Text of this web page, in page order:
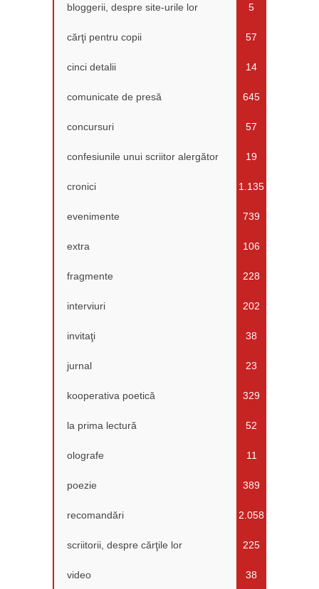
bloggerii, despre site-urile lor 5
cărţi pentru copii 57
cinci detalii 14
comunicate de presă 645
concursuri 57
confesiunile unui scriitor alergător 19
cronici 1.135
evenimente 739
extra 106
fragmente 228
interviuri 202
invitaţi 38
jurnal 23
kooperativa poetică 329
la prima lectură 52
olografe 11
poezie 389
recomandări 2.058
scriitorii, despre cărţile lor 225
video 38